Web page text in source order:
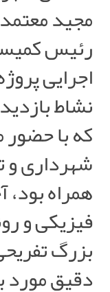
مجید
رئیس
اجرایی
نشاط
که با
شهرداری و
همراه
فیزیکی و
بزرگ
دقیق